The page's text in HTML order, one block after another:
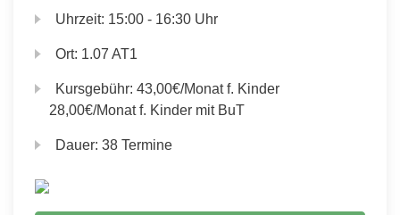
Uhrzeit: 15:00 - 16:30 Uhr
Ort: 1.07 AT1
Kursgebühr:43,00€/Monat f. Kinder
28,00€/Monat f. Kinder mit BuT
Dauer:38 Termine